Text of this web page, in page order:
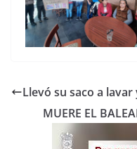
Llevó su saco a
MUERE EL